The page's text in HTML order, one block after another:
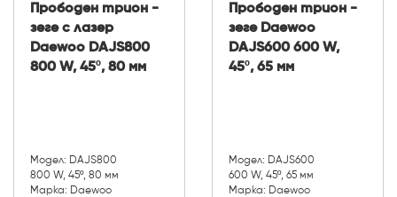
Прободен трион -
зеге с лазер
Daewoo DAJS800
800 W, 45º, 80 мм
Модел: DAJS800
800 W, 45º, 80 мм
Марка: Daewoo
Прободен трион -
зеге Daewoo
DAJS600 600 W,
45º, 65 мм
Модел: DAJS600
600 W, 45º, 65 мм
Марка: Daewoo